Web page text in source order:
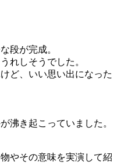
段が完成。
れしそうでした。
ど、いい思い出になった
沸き起こっていました。
やその意味を実演して紹